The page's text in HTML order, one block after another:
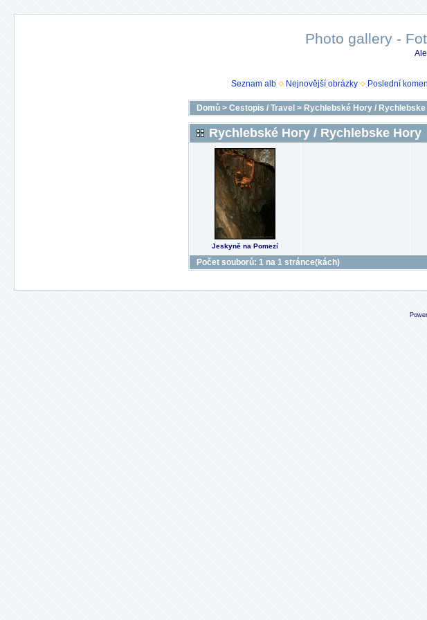
Photo gallery -
Seznam alb
Nejnovější obrázky Poslední
Domů > Cestopis / Travel > Rychlebské Hory /
Rychlebské Hory / Rychlebske Hory
Jeskyně na Pomezí
Počet souborů: 1 na 1 stránce(kách)